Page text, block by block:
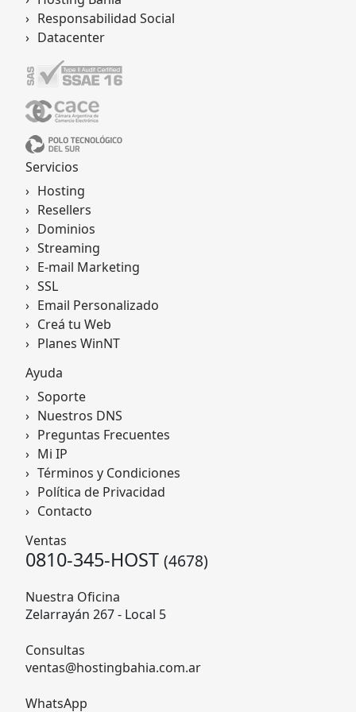
Responsabilidad Social
Datacenter
Servicios
Hosting
Resellers
Dominios
Streaming
E-mail Marketing
SSL
Email Personalizado
Creá tu Web
Planes WinNT
Ayuda
Soporte
Nuestros DNS
Preguntas Frecuentes
Mi IP
Términos y Condiciones
Política de Privacidad
Contacto
Ventas
0810-345-HOST (4678)
Nuestra Oficina
Zelarrayán 267 - Local 5
Consultas
ventas@hostingbahia.com.ar
WhatsApp